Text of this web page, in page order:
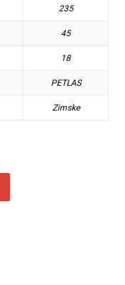
235
45
18
PETLAS
Zimske